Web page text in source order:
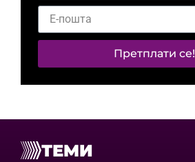
Претплати се!
ТЕМИ